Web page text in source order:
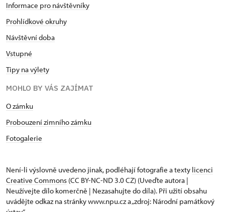
Informace pro návštěvníky
Prohlídkové okruhy
Návštěvní doba
Vstupné
Tipy na výlety
MOHLO BY VÁS ZAJÍMAT
O zámku
Probouzení zimního zámku
Fotogalerie
Není-li výslovně uvedeno jinak, podléhají fotografie a texty licenci
Creative Commons (CC BY-NC-ND 3.0 CZ) (Uveďte autora |
Neužívejte dílo komerčně | Nezasahujte do díla). Při užití obsahu
uvádějte odkaz na stránky www.npu.cz a „zdroj: Národní památkový